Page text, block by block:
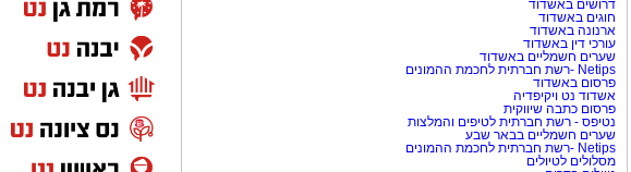
שונאי ישראל באשר הם?. ראשית
יותר מאשר שריד ישן נושן
לישראל או ליהודים
באי האנגלי המתפורר.
דרושים באשדוד
חוגים באשדוד
ארנונה באשדוד
עורכי דין באשדוד
שערים חשמליים באשדוד
Netips -רשת חברתית לחכמת ההמונים
פרסום באשדוד
אשדוד נט ויקיפדיה
פרסום כתבה שיווקית
נטיפס - רשת חברתית לטיפים והמלצות
שערים חשמליים בבאר שבע
Netips -רשת חברתית לחכמת ההמונים
מסלולים לטיולים